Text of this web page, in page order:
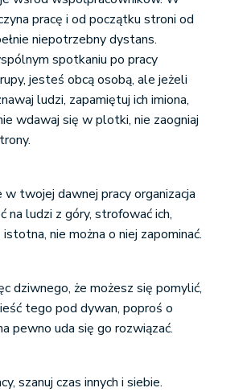
pracę i od początku stroni od
niepotrzebny dystans.
spotkaniu po pracy
jesteś obcą osobą, ale jeżeli
ludzi, zapamiętuj ich imiona,
wdawaj się w plotki, nie zaogniaj
twojej dawnej pracy organizacja
na ludzi z góry, strofować ich,
nie można o niej zapominać.
dziwnego, że możesz się pomylić,
tego pod dywan, poproś o
pewno uda się go rozwiązać.
szanuj czas innych i siebie.